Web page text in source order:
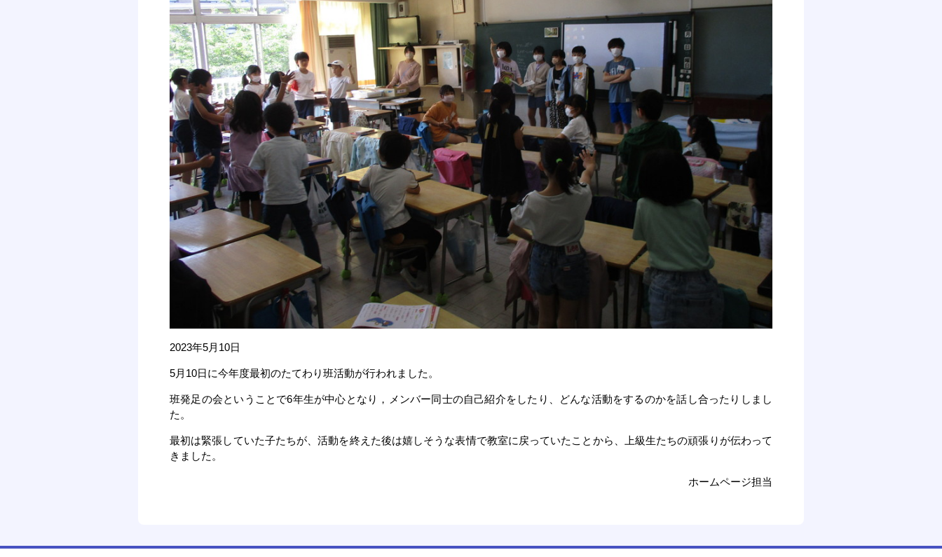
2023年5月10日
5月10日に今年度最初のたてわり班活動が行われました。
班発足の会ということで6年生が中心となり，メンバー同士の自己紹介をしたり、どんな活動をするのかを話し合ったりしまし
た。
最初は緊張していた子たちが、活動を終えた後は嬉しそうな表情で教室に戻っていたことから、上級生たちの頑張りが伝わって
きました。
ホームページ担当